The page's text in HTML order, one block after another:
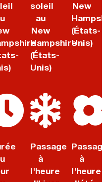
soleil
au
New
Hampshire
(États-
Unis)
New
(États-
Unis)
Passage
à
l'heure
Passage
à
l'heure